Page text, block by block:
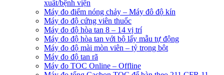
xuất/bệnh viện
Máy đo điểm nóng chảy – Máy đô độ kín
Máy đo độ cứng viên thuốc
Máy đo độ hòa tan 8 – 14 vị trí
Máy đo độ hòa tan với bộ lấy mẫu tự động
Máy đo độ mài mòn viên – tỷ trọng bột
Máy đo độ tan rã
Máy đo TOC Online – Offline